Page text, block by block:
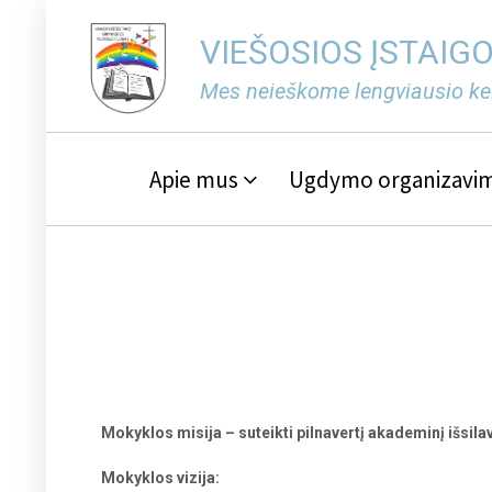
VIEŠOSIOS
Mes neieškome lengviausio
Apie mus Ugdymo
Mokyklos misija – suteikti pilnavertį akademinį
Mokyklos vizija: